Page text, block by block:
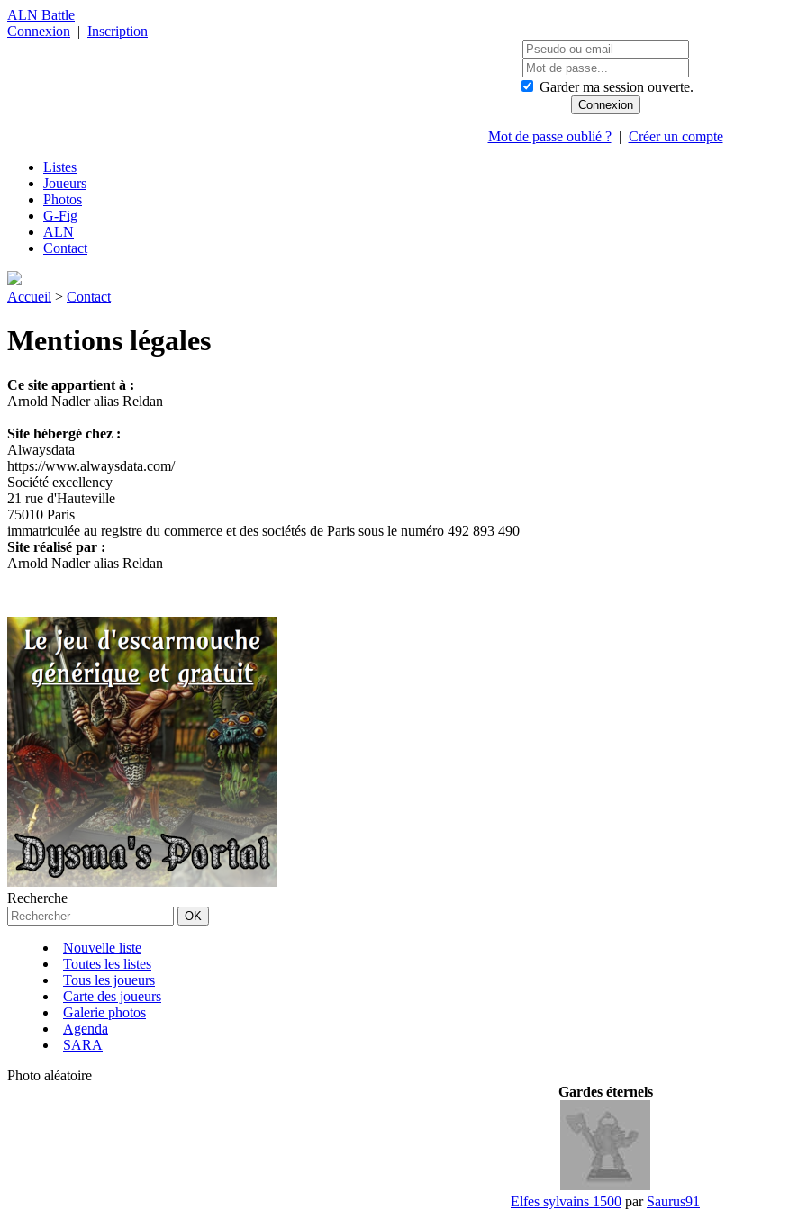
ALN Battle
Connexion | Inscription
Garder ma session ouverte.
Mot de passe oublié ?| Créer un compte
Listes
Joueurs
Photos
G-Fig
ALN
Contact
Accueil > Contact
Mentions légales
Ce site appartient à :
Arnold Nadler alias Reldan
Site hébergé chez :
Alwaysdata
https://www.alwaysdata.com/
Société excellency
21 rue d'Hauteville
75010 Paris
immatriculée au registre du commerce et des sociétés de Paris sous le numéro 492 893 490
Site réalisé par :
Arnold Nadler alias Reldan
Recherche
Nouvelle liste
Toutes les listes
Tous les joueurs
Carte des joueurs
Galerie photos
Agenda
SARA
Photo aléatoire
Gardes éternels
Elfes sylvains 1500 par Saurus91